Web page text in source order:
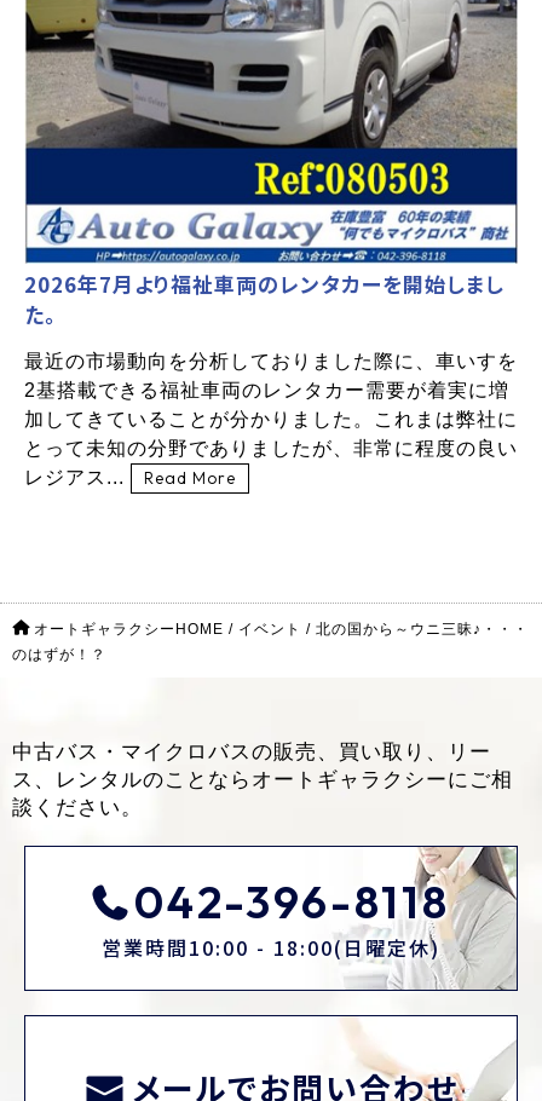
2026年7月より福祉車両のレンタカーを開始しまし
た。
最近の市場動向を分析しておりました際に、車いすを
2基搭載できる福祉車両のレンタカー需要が着実に増
加してきていることが分かりました。これまは弊社に
とって未知の分野でありましたが、非常に程度の良い
レジアス...
Read More
オートギャラクシーHOME / イベント / 北の国から～ウニ三昧♪・・・
のはずが！？
中古バス・マイクロバスの販売、買い取り、リー
ス、レンタルのことなら オートギャラクシーにご相
談ください。
042-396-8118
営業時間10:00 - 18:00(日曜定休)
メールでお問い合わせ